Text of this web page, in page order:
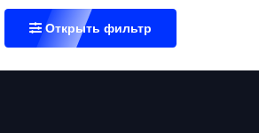
Открыть фильтр